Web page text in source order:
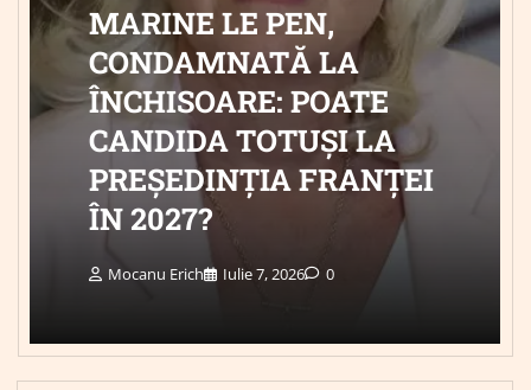
MARINE LE PEN,
CONDAMNATĂ LA
ÎNCHISOARE: POATE
CANDIDA TOTUȘI LA
PREȘEDINȚIA FRANȚEI
ÎN 2027?
Mocanu Erich Iulie 7, 2026 0